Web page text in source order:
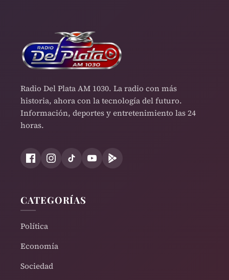
Radio Del Plata AM 1030. La radio con más
historia, ahora con la tecnología del futuro.
Información, deportes y entretenimiento las 24
horas.
CATEGORÍAS
Política
Economía
Sociedad